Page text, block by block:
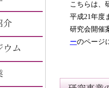
こちらは、
平成21年度
研究会開催
ーのページ